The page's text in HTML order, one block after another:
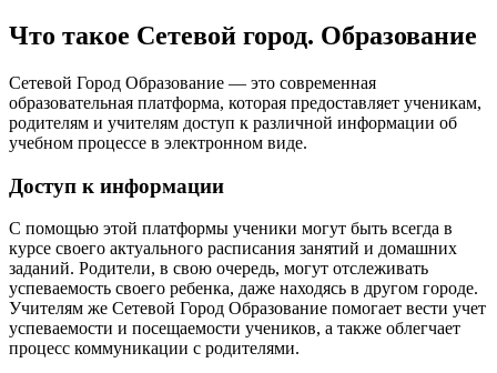
Что такое Сетевой город. Образование
Сетевой Город Образование — это современная
образовательная платформа, которая предоставляет ученикам,
родителям и учителям доступ к различной информации об
учебном процессе в электронном виде.
Доступ к информации
С помощью этой платформы ученики могут быть всегда в
курсе своего актуального расписания занятий и домашних
заданий. Родители, в свою очередь, могут отслеживать
успеваемость своего ребенка, даже находясь в другом городе.
Учителям же Сетевой Город Образование помогает вести учет
успеваемости и посещаемости учеников, а также облегчает
процесс коммуникации с родителями.